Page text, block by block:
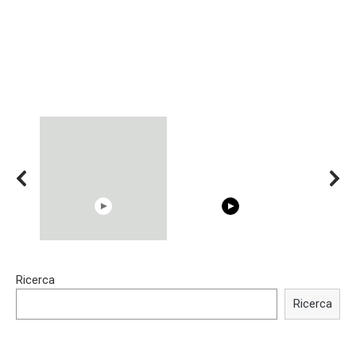
Trying BOLLYWOOD
Shocking illusion - Pretty
Ricerca
Ricerca